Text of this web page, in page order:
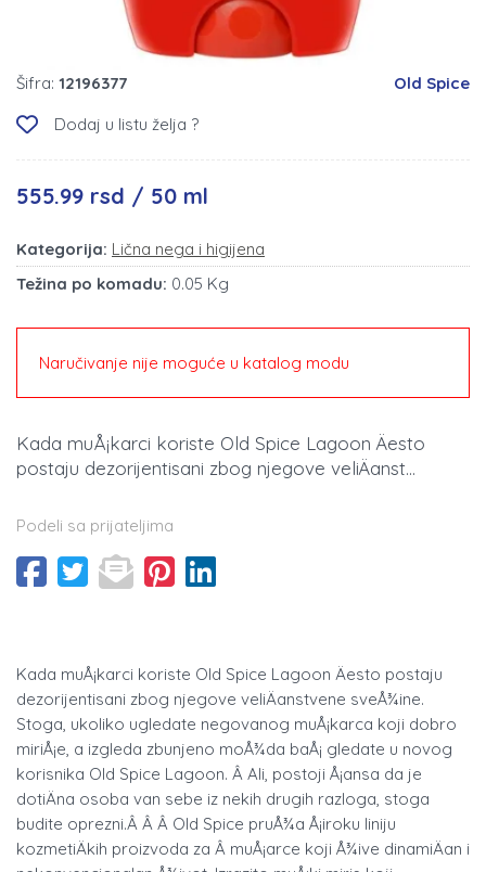
Šifra: 12196377
Dodaj u listu želja ?
Old Spice
555.99 rsd / 50 ml
Kategorija: Lična nega i higijena
Težina po komadu: 0.05 Kg
Naručivanje nije moguće u katalog modu
Kada muÅ¡karci koriste Old Spice Lagoon Äesto
postaju dezorijentisani zbog njegove veliÄanst...
Podeli sa prijateljima
Kada muÅ¡karci koriste Old Spice Lagoon Äesto postaju
dezorijentisani zbog njegove veliÄanstvene sveÅ¾ine.
Stoga, ukoliko ugledate negovanog muÅ¡karca koji dobro
miriÅ¡e, a izgleda zbunjeno moÅ¾da baÅ¡ gledate u novog
korisnika Old Spice Lagoon. Â Ali, postoji Å¡ansa da je
dotiÄna osoba van sebe iz nekih drugih razloga, stoga
budite oprezni.Â Â Â Old Spice pruÅ¾a Å¡iroku liniju
kozmetiÄkih proizvoda za Â muÅ¡arce koji Å¾ive dinamiÄan i